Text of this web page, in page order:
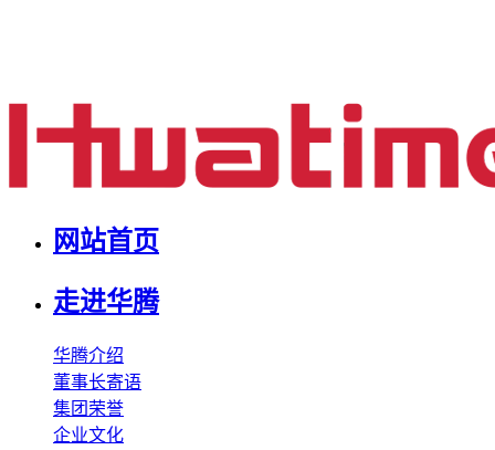
网站首页
走进华腾
华腾介绍
董事长寄语
集团荣誉
企业文化